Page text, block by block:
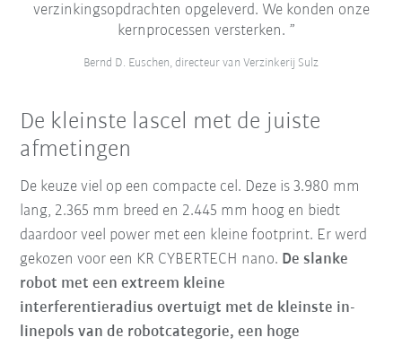
verzinkingsopdrachten opgeleverd. We konden onze
kernprocessen versterken.
Bernd D. Euschen, directeur van Verzinkerij Sulz
De kleinste lascel met de juiste
afmetingen
De keuze viel op een compacte cel. Deze is 3.980 mm
lang, 2.365 mm breed en 2.445 mm hoog en biedt
daardoor veel power met een kleine footprint. Er werd
gekozen voor een KR CYBERTECH nano. De slanke
robot met een extreem kleine
interferentieradiusovertuigt met de kleinste in-
linepols van de robotcategorie, een hoge